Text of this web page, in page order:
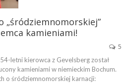
„śródziemnomorskiej”
kamieniami!
5
letni kierowca z Gevelsberg został
kamieniami w niemieckim Bochum.
o śródziemnomorskiej karnacji: